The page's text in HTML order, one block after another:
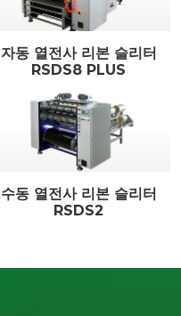
자동 열전사 리본 슬리터
RSDS8 PLUS
수동 열전사 리본 슬리터
RSDS2